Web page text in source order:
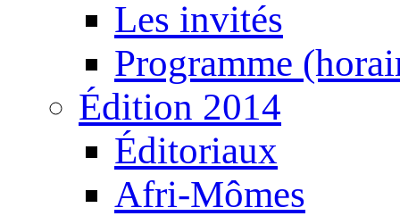
Les invités
Programme
Édition 2014
Éditoriaux
Afri-Mômes